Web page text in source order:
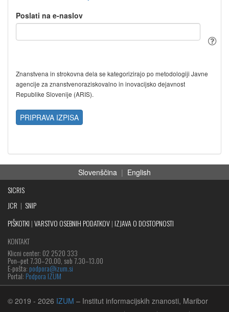
Poslati na e-naslov
Znanstvena in strokovna dela se kategorizirajo po metodologiji Javne
agencije za znanstvenoraziskovalno in inovacijsko dejavnost
Republike Slovenije (ARIS).
PRIPRAVA IZPISA
Slovenščina | English
SICRIS
JCR | SNIP
PIŠKOTKI |VARSTVO OSEBNIH PODATKOV| IZJAVA O DOSTOPNOSTI
KONTAKT
Klicni center: 02 2520 333
Pon‒pet 7.30–20.00, sob 7.30–13.00
E-pošta: podpora@izum.si
Portal: Podpora IZUM
© 2019 - 2026 IZUM – Institut informacijskih znanosti, Maribor